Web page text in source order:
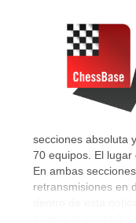
secciones absoluta
70 equipos. El
En ambas
retransmisiones en